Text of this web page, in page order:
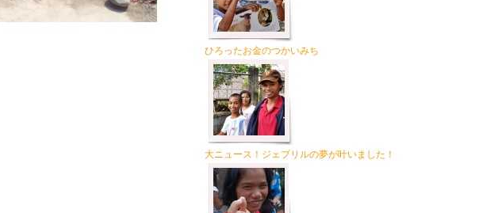
ひろったお金のつかいみち
大ニュース！ジェプリルの夢が叶いました！